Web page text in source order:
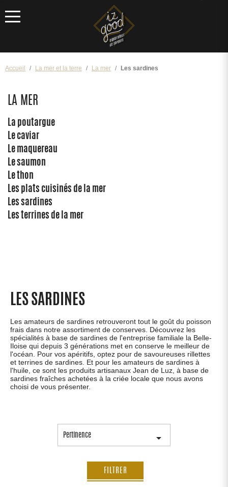
Menu
Accueil La mer et la terre La mer Les sardines
LA MER
La poutargue
Le caviar
Le maquereau
Le saumon
Le thon
Les plats cuisinés de la mer
Les sardines
Les terrines de la mer
LES SARDINES
Les amateurs de sardines retrouveront tout le goût du poisson
frais dans notre assortiment de conserves. Découvrez les
spécialités à base de sardines de l'entreprise familiale la Belle-
Iloise qui depuis 3 générations met en conserve le meilleur de
l'océan. Pour vos apéritifs, optez pour de savoureuses rillettes
et terrines de sardines. Et pour les amateurs de sardines à
l'huile, ce sont les produits artisanaux Jean de Luz, à base de
sardines fraîches achetées à la criée locale que nous avons
choisi de vous présenter.
Pertinence 
FILTRER